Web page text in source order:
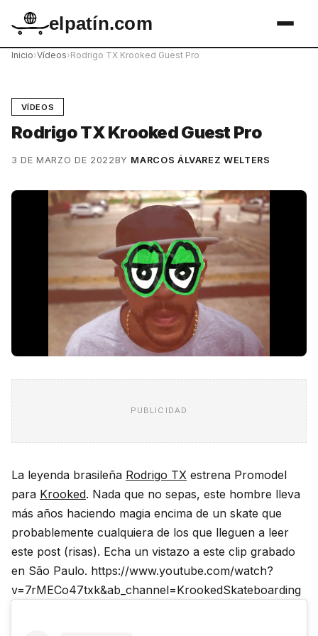
elpatín.com
Inicio›Vídeos›Rodrigo TX Krooked Guest Pro
VÍDEOS
Rodrigo TX Krooked Guest Pro
3 DE MARZO DE 2022BY MARCOS ÁLVAREZ WELTERS
PUBLICIDAD
La leyenda brasileña Rodrigo TX estrena Promodel
para Krooked. Nada que no sepas, este hombre lleva
más años haciendo magia encima de un skate que
probablemente cualquiera de los que lleguen a leer
este post (risas). Echa un vistazo a este clip grabado
en São Paulo. https://www.youtube.com/watch?
v=7rMECo47txk&ab_channel=KrookedSkateboarding